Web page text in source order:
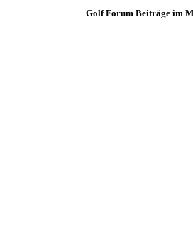
Golf Forum Beiträge im